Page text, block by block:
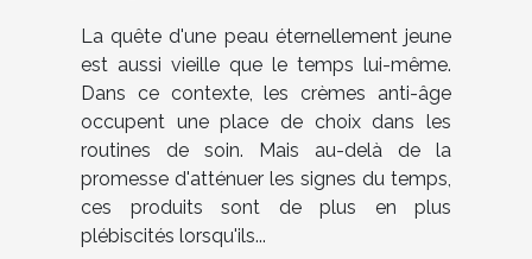
La quête d'une peau éternellement jeune
est aussi vieille que le temps lui-même.
Dans ce contexte, les crèmes anti-âge
occupent une place de choix dans les
routines de soin. Mais au-delà de la
promesse d'atténuer les signes du temps,
ces produits sont de plus en plus
plébiscités lorsqu'ils...